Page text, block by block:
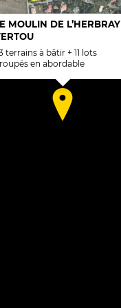
MOULIN DE L’HERBRAY
en abordable